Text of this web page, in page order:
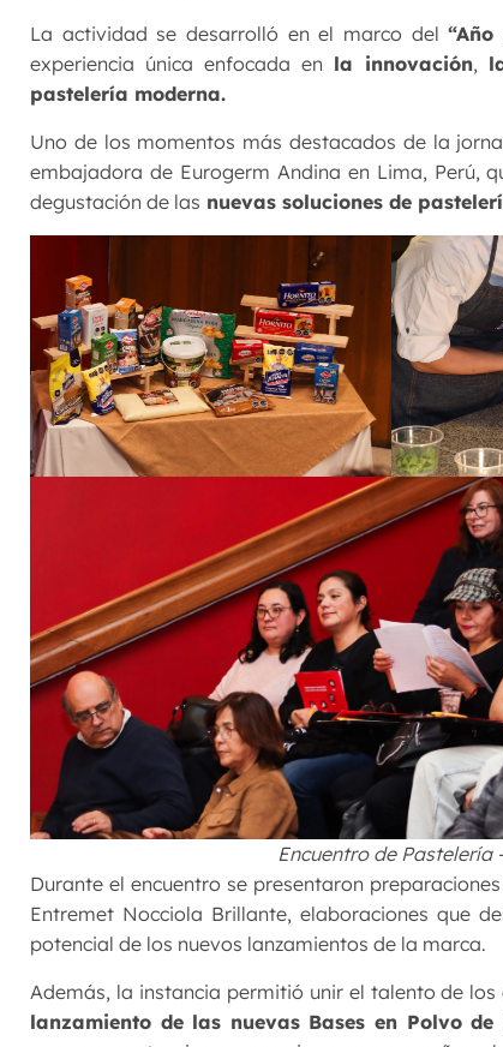
La actividad se desarrolló en el marco del
experiencia única enfocada en la innovación,
pastelería moderna.
Uno de los momentos más destacados de la
embajadora de Eurogerm Andina en Lima, Perú,
degustación de las nuevas soluciones de
Encuentro de Pastelería
Durante el encuentro se presentaron
Entremet Nocciola Brillante, elaboraciones que
potencial de los nuevos lanzamientos de la marca.
Además, la instancia permitió unir el talento de
lanzamiento de las nuevas Bases en Polvo